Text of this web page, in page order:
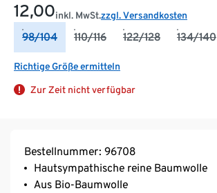
12,00inkl. MwSt.zzgl. Versandkosten
98/104 110/116 122/128 134/140
Richtige Größe ermitteln
Zur Zeit nicht verfügbar
Bestellnummer: 96708
Hautsympathische reine Baumwolle
Aus Bio-Baumwolle